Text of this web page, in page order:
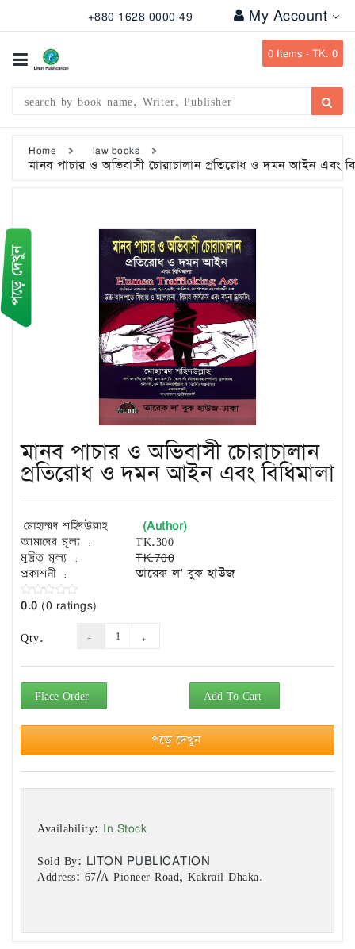
+880 1628 0000 49 My Account
0 Items -TK. 0
Categories
Publication
Combo
Offers
Bangladesh
Gazette
Departmental
Islamic
Books
Building
Construction
&
Civil
Engineering
Home law books
মানব পাচার ও অভিবাসী চোরাচালান প্রতিরোধ ও দমন আইন এবং
মানব পাচার ও অভিবাসী চোরাচালান
প্রতিরোধ ও দমন আইন এবং বিধিমালা
মোহাম্মদ শহিদউল্লাহ (Author)
আমাদের মূল্য : TK.300
মুদ্রিত মূল্য :
TK.700
প্রকাশনী :
তারেক ল' বুক হাউজ
0.0 (0 ratings)
Qty.
Place Order Add To Cart
পড়ে দেখুন
Availability: In Stock
Sold By: LITON PUBLICATION
Address: 67/A Pioneer Road, Kakrail Dhaka.